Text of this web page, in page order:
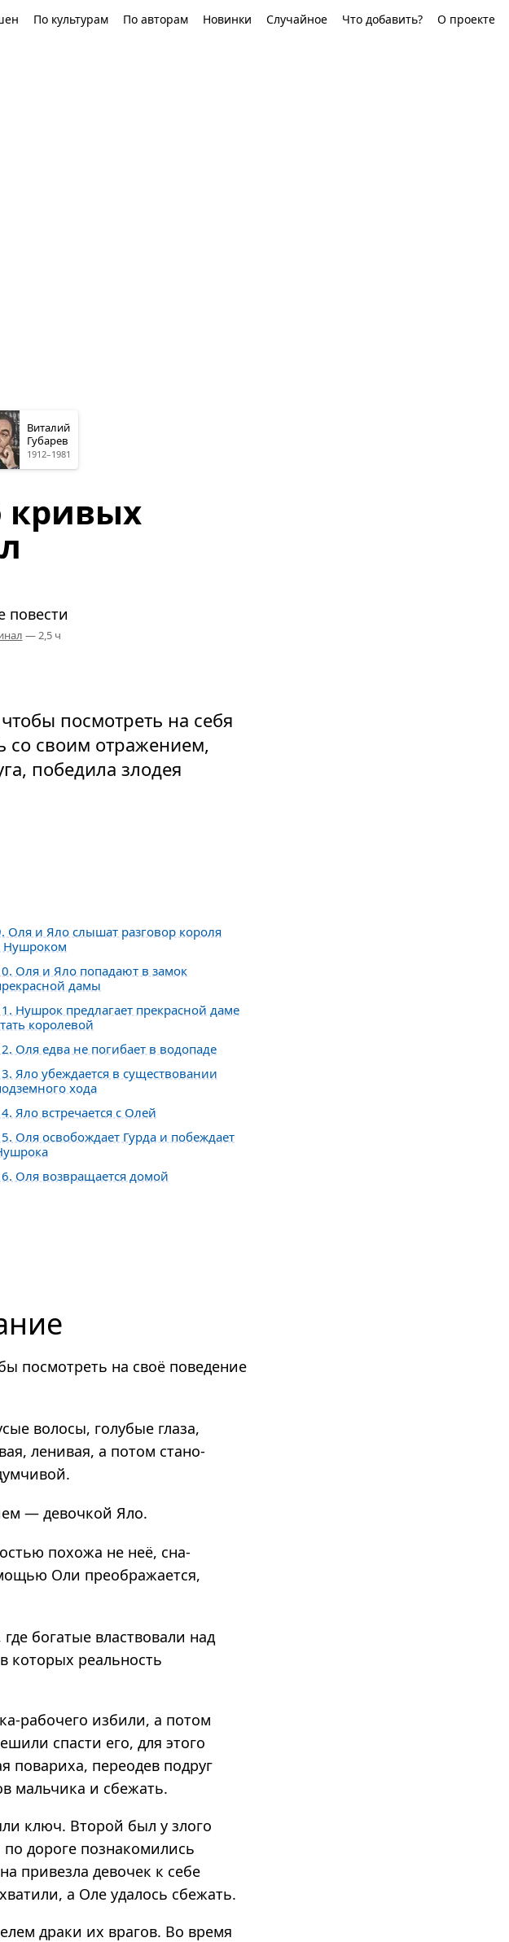
По культурам По авторам Новинки Случайное Что добавить? О проекте
Виталий
Губарев
1912–1981
кривых
повести
— 2,5 ч
посмотреть на себя
со своим отражением,
победила злодея
Оля и Яло слышат разговор короля
Нушроком
Оля и Яло попадают в замок
дамы
Нушрок предлагает прекрасной даме
королевой
Оля едва не погибает в водопаде
Яло убеждается в существовании
хода
Яло встречается с Олей
Оля освобождает Гурда и побеждает
Оля возвращается домой
посмотреть на своё поведение
волосы, голу­бые глаза,
лени­вая, а потом ста­но­
— девочкой Яло.
похожа не неё, сна­
Оли пре­об­ра­жа­ется,
богатые властвовали над
которых реальность
рабочего избили, а потом
спасти его, для этого
повариха, переодев подруг
мальчика и сбежать.
ключ. Второй был у злого
дороге познакомились
привезла девочек к себе
а Оле удалось сбежать.
драки их врагов. Во время